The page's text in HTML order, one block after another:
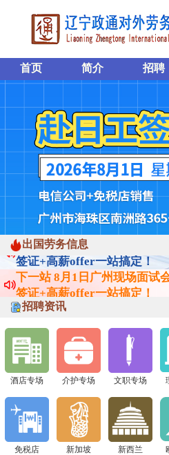
首页 简介 招聘
出国劳务信息
下一站 8月1日广州现场面试
签证+高薪offer一站搞定！
下一站 8月1日广州现场面试
签证+高薪offer一站搞定！
下一站 8月1日广州现场面试
签证+高薪offer一站搞定！
下一站 8月1日广州现场面试
签证+高薪offer一站搞定！
招聘资讯
酒店专场 介护专场 文职专场
免税店 新加坡 新西兰